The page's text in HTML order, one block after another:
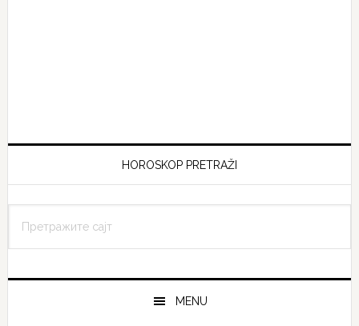
HOROSKOP PRETRAŽI
сајт
MENU